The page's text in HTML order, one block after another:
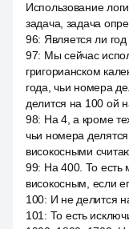
Использование
задача, задача
96: Является ли
97: Мы сейчас
григорианском
года, чьи номера
делится на 100 ой
98: На 4, а кроме
чьи номера
високосными
99: На 400. То есть
високосным, если
100: И не делится
101 : То есть